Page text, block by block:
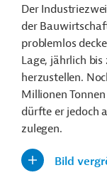
Der
der
problemlos
Lage, jährlich bis
herzustellen.
Millionen
dürfte er jedoch
zulegen.
Bild